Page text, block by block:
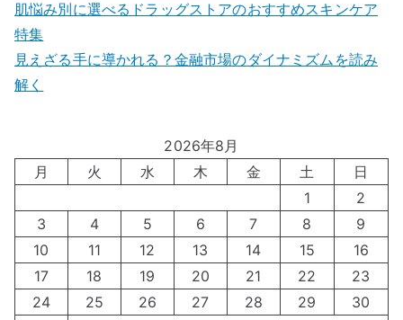
肌悩み別に選べるドラッグストアのおすすめスキンケア
特集
見えざる手に導かれる？金融市場のダイナミズムを読み
解く
2026年8月
月
火 水 木 金 土
日
1
2
3
4 5 6 7 8
9
10
11 12 13 14 15
16
17
18 19 20 21 22
23
24
25 26 27 28 29
30